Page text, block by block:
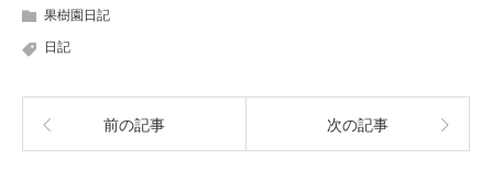
果樹園日記
日記
前の記事 次の記事